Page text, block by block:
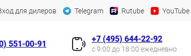
для дилеров Telegram Rutube YouTube
551-00-91
+7 (495) 644-22-92
с 9:00 до 18:00 ежедневно